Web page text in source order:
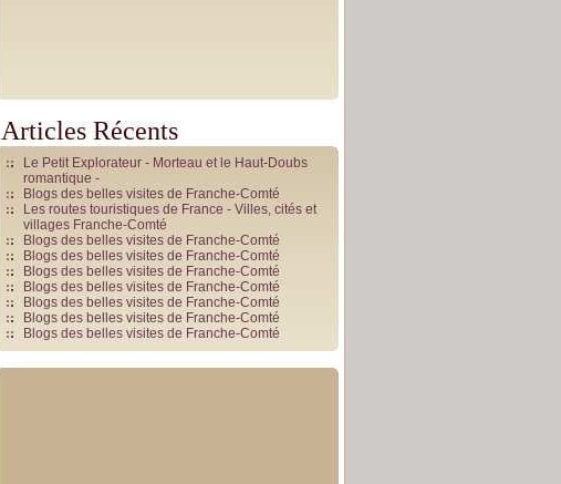
Articles Récents
Le Petit Explorateur - Morteau et le Haut-Doubs
romantique -
Blogs des belles visites de Franche-Comté
Les routes touristiques de France - Villes, cités et
villages Franche-Comté
Blogs des belles visites de Franche-Comté
Blogs des belles visites de Franche-Comté
Blogs des belles visites de Franche-Comté
Blogs des belles visites de Franche-Comté
Blogs des belles visites de Franche-Comté
Blogs des belles visites de Franche-Comté
Blogs des belles visites de Franche-Comté